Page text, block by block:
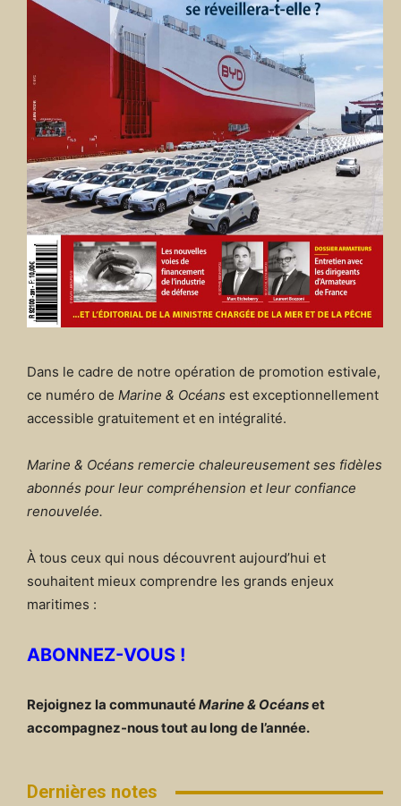
Dans le cadre de notre opération de promotion estivale,
ce numéro de Marine & Océans est exceptionnellement
accessible gratuitement et en intégralité.
Marine & Océans remercie chaleureusement ses fidèles
abonnés pour leur compréhension et leur confiance
renouvelée.
À tous ceux qui nous découvrent aujourd’hui et
souhaitent mieux comprendre les grands enjeux
maritimes :
ABONNEZ-VOUS !
Rejoignez la communautéMarine & Océanset
accompagnez-nous tout au long de l’année.
Dernières notes